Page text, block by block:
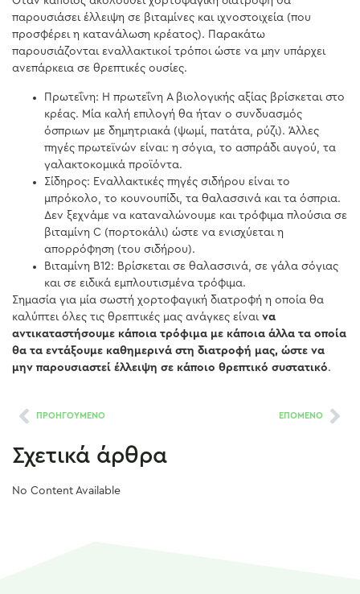
παρουσιάσει έλλειψη σε βιταμίνες και ιχνοστοιχεία (που
προσφέρει η κατανάλωση κρέατος). Παρακάτω
παρουσιάζονται εναλλακτικοί τρόποι ώστε να μην υπάρχει
ανεπάρκεια σε θρεπτικές ουσίες.
Πρωτεΐνη: Η πρωτεΐνη Α βιολογικής αξίας βρίσκεται στο
κρέας. Μία καλή επιλογή θα ήταν ο συνδυασμός
όσπριων με δημητριακά (ψωμί, πατάτα, ρύζι). Άλλες
πηγές πρωτεϊνών είναι: η σόγια, το ασπράδι αυγού, τα
γαλακτοκομικά προϊόντα.
Σίδηρος: Εναλλακτικές πηγές σιδήρου είναι το
μπρόκολο, το κουνουπίδι, τα θαλασσινά και τα όσπρια.
Δεν ξεχνάμε να καταναλώνουμε και τρόφιμα πλούσια σε
βιταμίνη C (πορτοκάλι) ώστε να ενισχύεται η
απορρόφηση (του σιδήρου).
Βιταμίνη Β12: Βρίσκεται σε θαλασσινά, σε γάλα σόγιας
και σε ειδικά εμπλουτισμένα τρόφιμα.
Σημασία για μία σωστή χορτοφαγική διατροφή η οποία θα
καλύπτει όλες τις θρεπτικές μας ανάγκες είναι να
αντικαταστήσουμε κάποια τρόφιμα με κάποια άλλα τα οποία
θα τα εντάξουμε καθημερινά στη διατροφή μας, ώστε να
μην παρουσιαστεί έλλειψη σε κάποιο θρεπτικό συστατικό.
ΠΡΟΗΓΟΥΜΕΝΟ ΕΠΟΜΕΝΟ
Σχετικά άρθρα
No Content Available